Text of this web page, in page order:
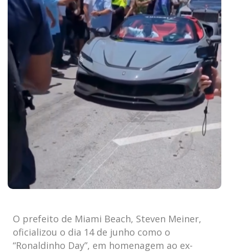
O prefeito de Miami Beach, Steven Meiner,
oficializou o dia 14 de junho como o
“Ronaldinho Day”, em homenagem ao ex-